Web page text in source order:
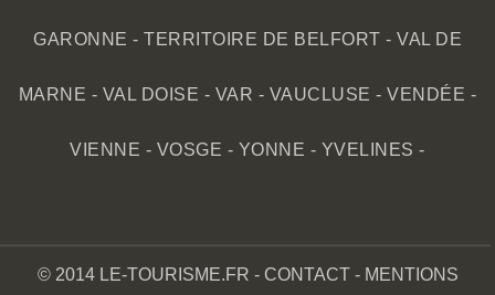
GARONNE - TERRITOIRE DE BELFORT - VAL DE
MARNE - VAL DOISE - VAR - VAUCLUSE -VENDÉE -
VIENNE - VOSGE - YONNE - YVELINES -
© 2014 LE-TOURISME.FR - CONTACT- MENTIONS